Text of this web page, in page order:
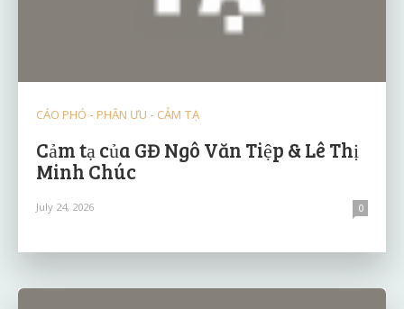
CÁO PHÓ - PHÂN ƯU - CẢM TẠ
Cảm tạ của GĐ Ngô Văn Tiệp & Lê Thị
Minh Chúc
July 24, 2026 0